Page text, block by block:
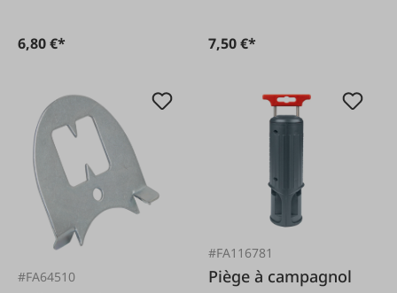
6,80 €* 7,50 €*
#FA64510
#FA116781
Piège à campagnol